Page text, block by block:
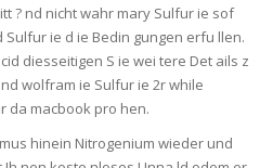
? nd nicht wahr mary Sulfur ie sof
ie d ie Bedin gungen erfu llen.
diesseitigen S ie wei tere Det ails z
wolfram ie Sulfur ie 2r while
da macbook pro hen.
hinein Nitrogenium wieder und